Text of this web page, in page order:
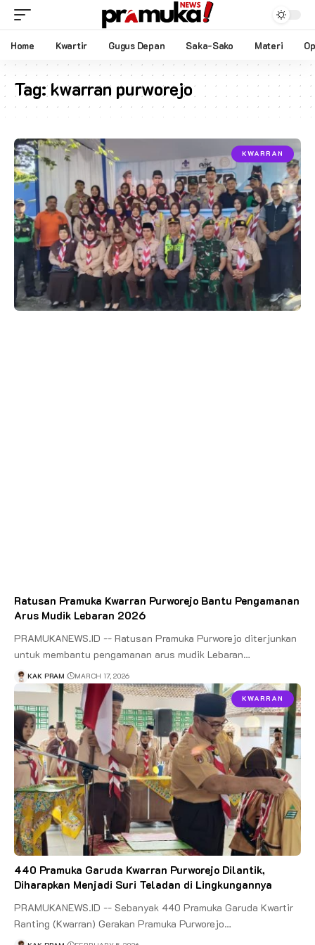
Home Kwartir Gugus Depan Saka-Sako Materi
Tag:kwarran purworejo
KWARRAN
Ratusan Pramuka Kwarran Purworejo Bantu Pengamanan
Arus Mudik Lebaran 2026
PRAMUKANEWS.ID -- Ratusan Pramuka Purworejo diterjunkan
untuk membantu pengamanan arus mudik Lebaran…
KAK PRAM MARCH 17, 2026
KWARRAN
440 Pramuka Garuda Kwarran Purworejo Dilantik,
Diharapkan Menjadi Suri Teladan di Lingkungannya
PRAMUKANEWS.ID -- Sebanyak 440 Pramuka Garuda Kwartir
Ranting (Kwarran) Gerakan Pramuka Purworejo…